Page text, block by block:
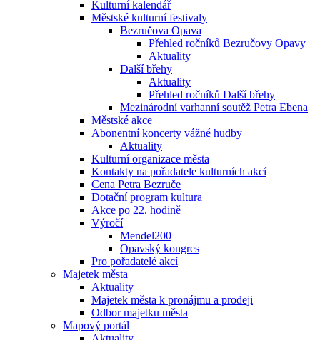
Kulturní kalendář
Městské kulturní festivaly
Bezručova Opava
Přehled ročníků Bezručovy Opavy
Aktuality
Další břehy
Aktuality
Přehled ročníků Další břehy
Mezinárodní varhanní soutěž Petra Ebena
Městské akce
Abonentní koncerty vážné hudby
Aktuality
Kulturní organizace města
Kontakty na pořadatele kulturních akcí
Cena Petra Bezruče
Dotační program kultura
Akce po 22. hodině
Výročí
Mendel200
Opavský kongres
Pro pořadatelé akcí
Majetek města
Aktuality
Majetek města k pronájmu a prodeji
Odbor majetku města
Mapový portál